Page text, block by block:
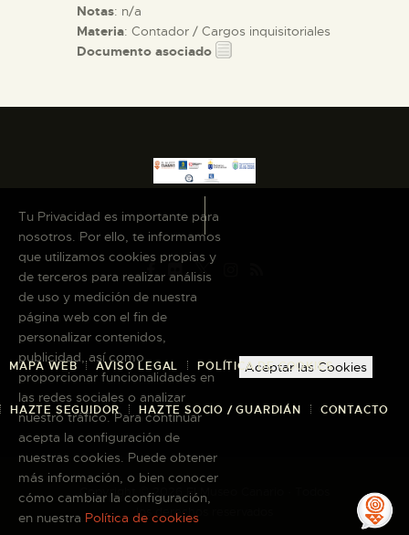
Notas: n/a
Materia: Contador / Cargos inquisitoriales
Documento asociado
MAPA WEB AVISO LEGAL POLÍTICA DE COOKIES
HAZTE SEGUIDOR HAZTE SOCIO / GUARDIÁN CONTACTO
Copyright © 2026 El Museo Canario · Todos
los derechos reservados
Tu Privacidad es importante para
nosotros. Por ello, te informamos
que utilizamos cookies propias y
de terceros para realizar análisis
de uso y medición de nuestra
página web con el fin de
personalizar contenidos,
publicidad, así como
proporcionar funcionalidades en
las redes sociales o analizar
nuestro tráfico. Para continuar
acepta la configuración de
nuestras cookies. Puede obtener
más información, o bien conocer
cómo cambiar la configuración,
en nuestra Política de cookies
Aceptar las Cookies